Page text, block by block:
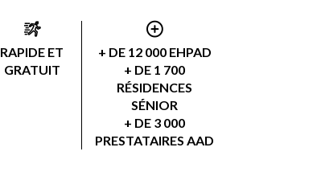
RAPIDE ET
GRATUIT
+ DE 12 000 EHPAD
+ DE 1 700
RÉSIDENCES
SÉNIOR
+ DE 3 000
PRESTATAIRES AAD